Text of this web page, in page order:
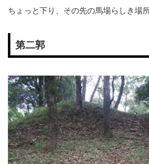
ちょっと下り、その先の馬場らしき場
第二郭